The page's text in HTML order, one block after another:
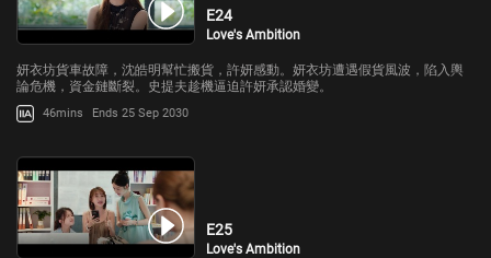
E24
Love's Ambition
妍衣坊貨車故障，沈皓明幫忙搬貨，許妍感動。妍衣坊遭遇假貨風波，陷入輿
論危機，資金鏈斷裂。史提夫趁機逼迫許妍承認婚變。
46mins Ends 25 Sep 2030
E25
Love's Ambition